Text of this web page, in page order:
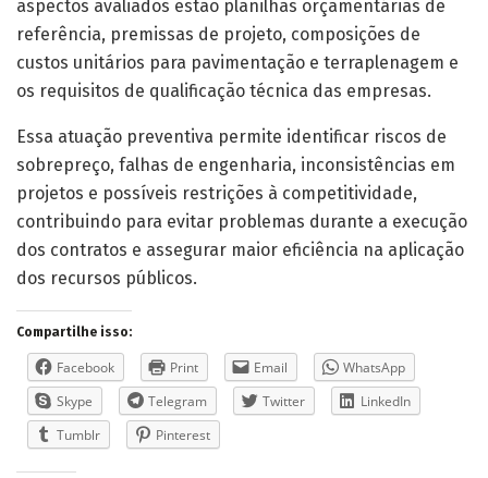
aspectos avaliados estão planilhas orçamentárias de
referência, premissas de projeto, composições de
custos unitários para pavimentação e terraplenagem e
os requisitos de qualificação técnica das empresas.
Essa atuação preventiva permite identificar riscos de
sobrepreço, falhas de engenharia, inconsistências em
projetos e possíveis restrições à competitividade,
contribuindo para evitar problemas durante a execução
dos contratos e assegurar maior eficiência na aplicação
dos recursos públicos.
Compartilhe isso:
Facebook Print Email
WhatsApp
Skype
Telegram Twitter
LinkedIn
Tumblr
Pinterest